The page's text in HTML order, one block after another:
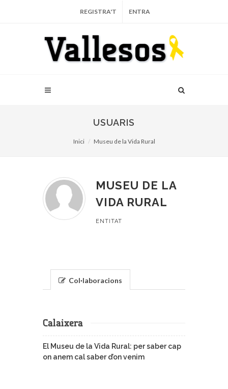
REGISTRA'T ENTRA
USUARIS
Inici Museu de la Vida Rural
MUSEU DE LA
VIDA RURAL
ENTITAT
Col·laboracions
Calaixera
El Museu de la Vida Rural: per saber cap
on anem cal saber d’on venim